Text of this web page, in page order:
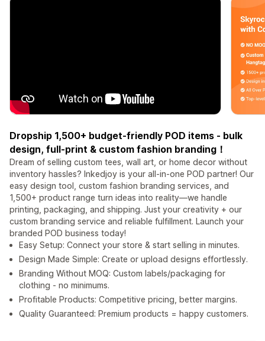
Dropship 1,500+ budget-friendly POD items - bulk
design, full-print & custom fashion branding！
Dream of selling custom tees, wall art, or home decor without
inventory hassles? Inkedjoy is your all-in-one POD partner! Our
easy design tool, custom fashion branding services, and
1,500+ product range turn ideas into reality—we handle
printing, packaging, and shipping. Just your creativity + our
custom branding service and reliable fulfillment. Launch your
branded POD business today!
Easy Setup: Connect your store & start selling in minutes.
Design Made Simple: Create or upload designs effortlessly.
Branding Without MOQ: Custom labels/packaging for
clothing - no minimums.
Profitable Products: Competitive pricing, better margins.
Quality Guaranteed: Premium products = happy customers.